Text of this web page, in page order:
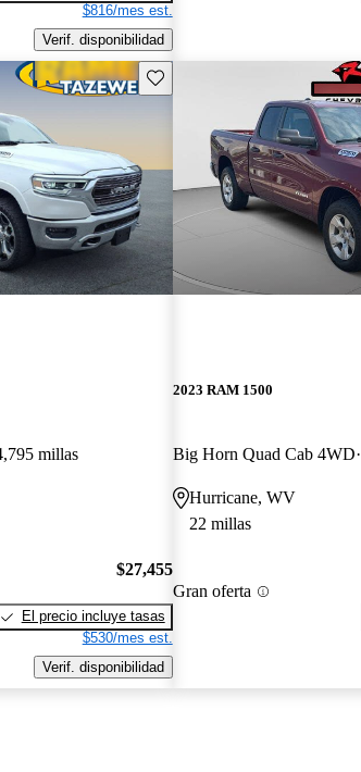
$816/mes est.
Verif. disponibilidad
Guarda este Aviso
millas
$27,455
El precio incluye tasas
$530/mes est.
Verif. disponibilidad
2023 RAM 1500
Big Horn Quad Cab 4WD
Hurricane, WV
22 millas
Gran oferta